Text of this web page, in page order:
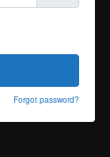
Forgot password?